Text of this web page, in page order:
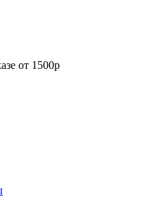
от 1500р